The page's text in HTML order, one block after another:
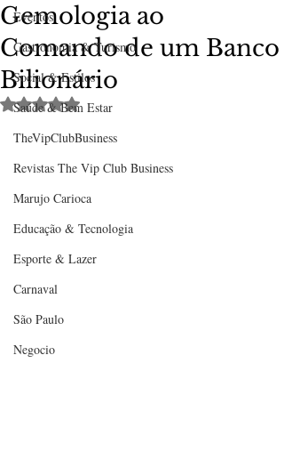
Eventos
Gastronomia & Turismo
Social & Estilos
Saúde & Bem Estar
TheVipClubBusiness
Revistas The Vip Club Business
Marujo Carioca
Educação & Tecnologia
Esporte & Lazer
Carnaval
São Paulo
Negocio
Gemologia ao
Comando de um Banco
Bilionário
Avaliado com NaN de 5 estrelas.